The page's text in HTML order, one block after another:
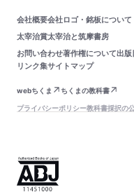
会社概要会社ロゴ・銘板について
太宰治賞太宰治と筑摩書房
お問い合わせ著作権について出版
リンク集サイトマップ
webちくま
ちくまの教科書
プライバシーポリシー教科書採択の